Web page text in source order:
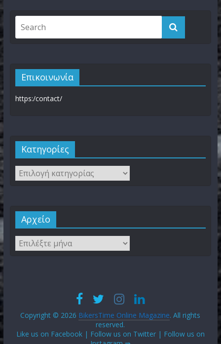
Επικοινωνία
https:/contact/
Kατηγορίες
Αρχείο
Copyright © 2026 BikersTime Online Magazine. All rights
reserved.
Like us on Facebook | Follow us on Twitter | Follow us on